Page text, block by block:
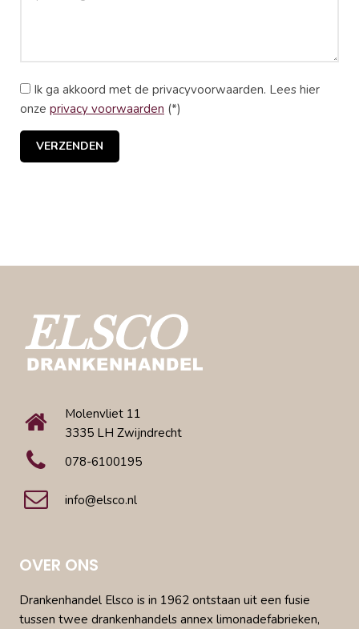
Ik ga akkoord met de privacyvoorwaarden. Lees hier
onze privacy voorwaarden (*)
Molenvliet 11
3335 LH Zwijndrecht
078-6100195
info@elsco.nl
OVER ONS
Drankenhandel Elsco is in 1962 ontstaan uit een fusie
tussen twee drankenhandels annex limonadefabrieken,